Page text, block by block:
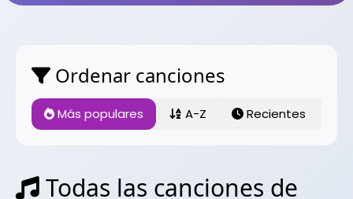
Ordenar canciones
Más populares A-Z Recientes
Todas las canciones de